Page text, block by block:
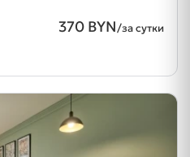
370 BYN/за сутки